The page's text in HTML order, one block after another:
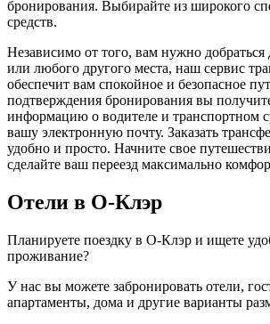
бронирования. Выбирайте из широкого
средств.
Независимо от того, вам нужно добраться
или любого другого места, наш сервис
обеспечит вам спокойное и безопасное
подтверждения бронирования вы
информацию о водителе и транспортном
вашу электронную почту. Заказать
удобно и просто. Начните свое
сделайте ваш переезд максимально
Отели в О-Клэр
Планируете поездку в О-Клэр и ищете
проживание?
У нас вы можете забронировать отели,
апартаменты, дома и другие варианты